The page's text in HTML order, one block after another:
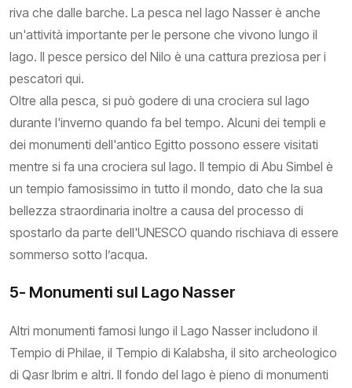
riva che dalle barche. La pesca nel lago Nasser è anche
un'attività importante per le persone che vivono lungo il
lago. Il pesce persico del Nilo è una cattura preziosa per i
pescatori qui.
Oltre alla pesca, si può godere di una crociera sul lago
durante l'inverno quando fa bel tempo. Alcuni dei templi e
dei monumenti dell'antico Egitto possono essere visitati
mentre si fa una crociera sul lago. Il tempio di Abu Simbel è
un tempio famosissimo in tutto il mondo, dato che la sua
bellezza straordinaria inoltre a causa del processo di
spostarlo da parte dell'UNESCO quando rischiava di essere
sommerso sotto l’acqua.
5- Monumenti sul Lago Nasser
Altri monumenti famosi lungo il Lago Nasser includono il
Tempio di Philae, il Tempio di Kalabsha, il sito archeologico
di Qasr Ibrim e altri. Il fondo del lago è pieno di monumenti